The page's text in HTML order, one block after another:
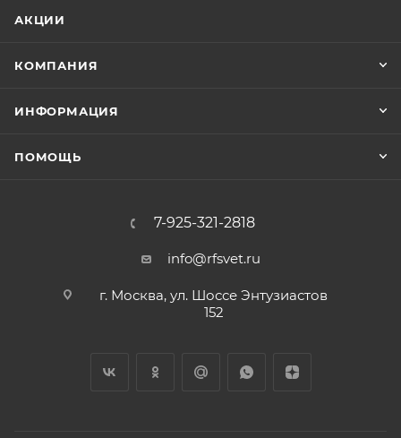
АКЦИИ
КОМПАНИЯ
ИНФОРМАЦИЯ
ПОМОЩЬ
7-925-321-2818
info@rfsvet.ru
г. Москва, ул. Шоссе Энтузиастов
152